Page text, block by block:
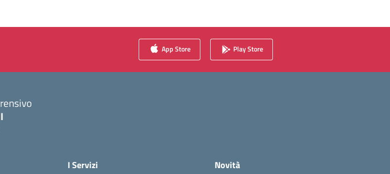
App Store Play Store
I Servizi Novità